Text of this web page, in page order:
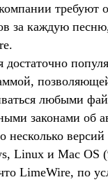
требуют
за каждую
достаточно
любыми
законами об
несколько
Linux и Mac OS
LimeWire, по